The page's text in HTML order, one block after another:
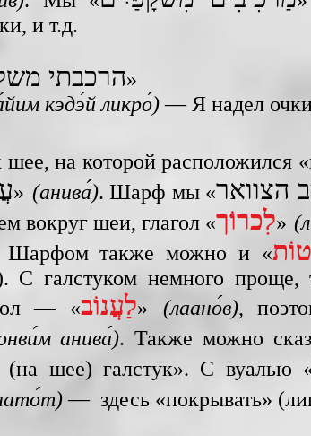
и т.д.
הרכבתי»
кэдэ́й ликро́)— Я надел
шее, на которой
» (анива́). Шарф мы «הצוואר
вокруг шеи, глагол «לִכרוֹך»
Шарфом также можно и «
С галстуком немного
— «לַעֲנוֹב» (лаано́в),
анива́). Также можно
шее) галстук». С вуалью
— здесь «покрывать»